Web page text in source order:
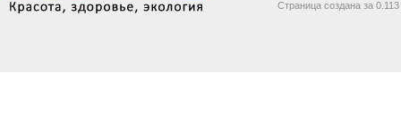
Страница создана за